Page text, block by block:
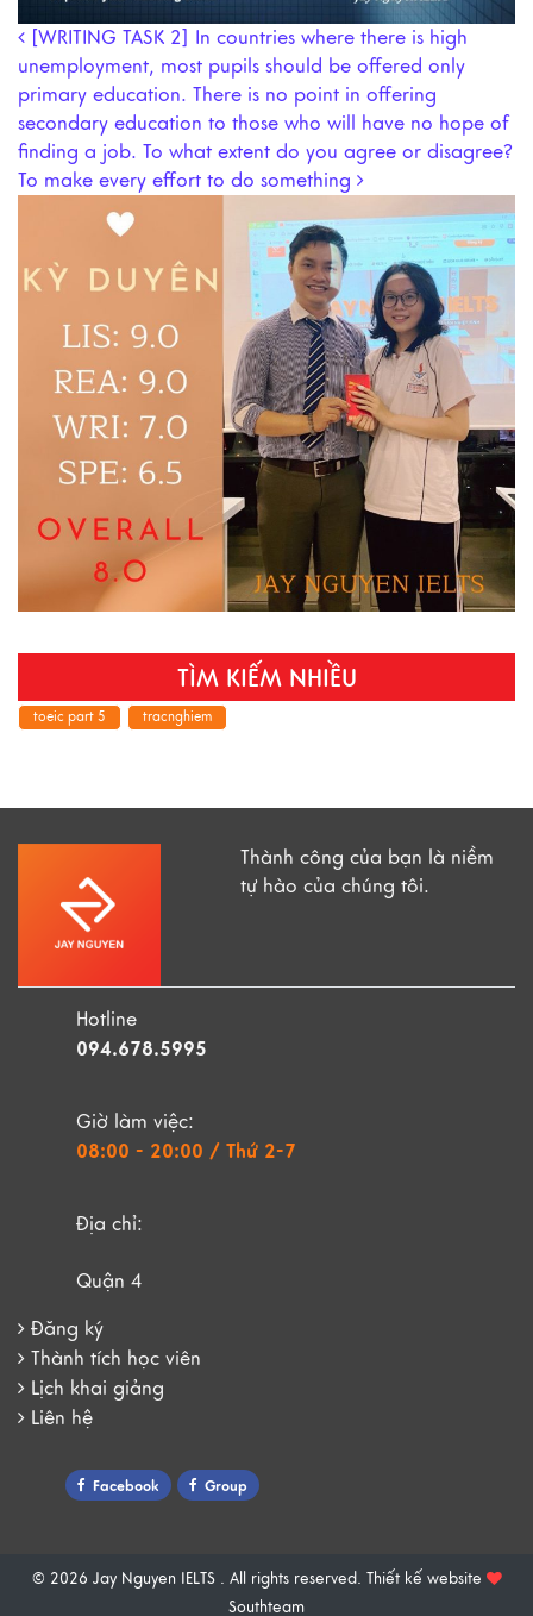
Post navigation
[WRITING TASK 2] In countries where there is high
unemployment, most pupils should be offered only
primary education. There is no point in offering
secondary education to those who will have no hope of
finding a job. To what extent do you agree or disagree?
To make every effort to do something
TÌM KIẾM NHIỀU
toeic part 5 tracnghiem
Thành công của bạn là niềm
tự hào của chúng tôi.
Hotline
094.678.5995
Giờ làm việc:
08:00 - 20:00 / Thứ 2-7
Địa chỉ:
Quận 4
Đăng ký
Thành tích học viên
Lịch khai giảng
Liên hệ
Facebook Group
© 2026 Jay Nguyen IELTS . All rights reserved. Thiết kế website
Southteam